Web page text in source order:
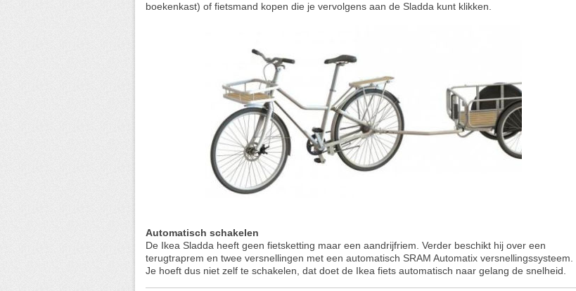
boekenkast) of fietsmand kopen die je vervolgens aan de Sladda kunt klikken.
Automatisch schakelen
De Ikea Sladda heeft geen fietsketting maar een aandrijfriem. Verder beschikt hij over een
terugtraprem en twee versnellingen met een automatisch SRAM Automatix versnellingssysteem.
Je hoeft dus niet zelf te schakelen, dat doet de Ikea fiets automatisch naar gelang de snelheid.